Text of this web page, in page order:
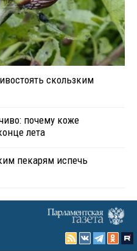
скользким
почему коже
лета
пекарям испечь